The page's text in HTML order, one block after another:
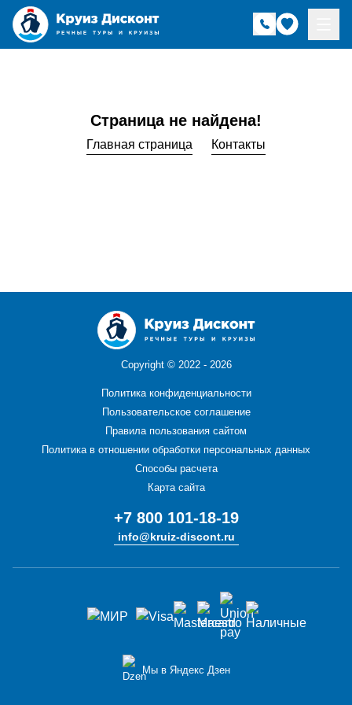
Страница не найдена!
Главная страница Контакты
Copyright © 2022 - 2026
Политика конфиденциальности
Пользовательское соглашение
Правила пользования сайтом
Политика в отношении обработки персональных данных
Способы расчета
Карта сайта
+7 800 101-18-19
info@kruiz-discont.ru
Мы в Яндекс Дзен